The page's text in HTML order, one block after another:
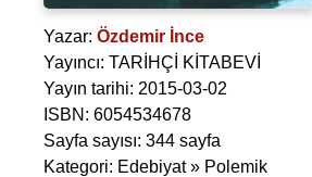
Yazar: Özdemir İnce
Yayıncı: TARİHÇİ KİTABEVİ
Yayın tarihi: 2015-03-02
ISBN: 6054534678
Sayfa sayısı: 344 sayfa
Kategori: Edebiyat » Polemik